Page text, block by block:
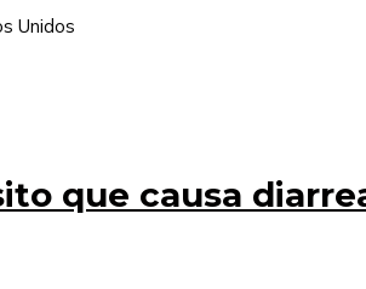
que causa